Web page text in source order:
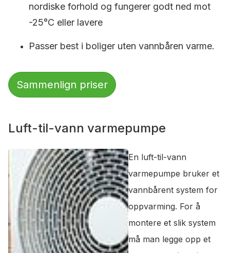
nordiske forhold og fungerer godt ned mot
-25°C eller lavere
Passer best i boliger uten vannbåren varme.
Sammenlign priser
Luft-til-vann varmepumpe
En luft-til-vann
varmepumpe bruker et
vannbårent system for
oppvarming. For å
montere et slik system
må man legge opp et